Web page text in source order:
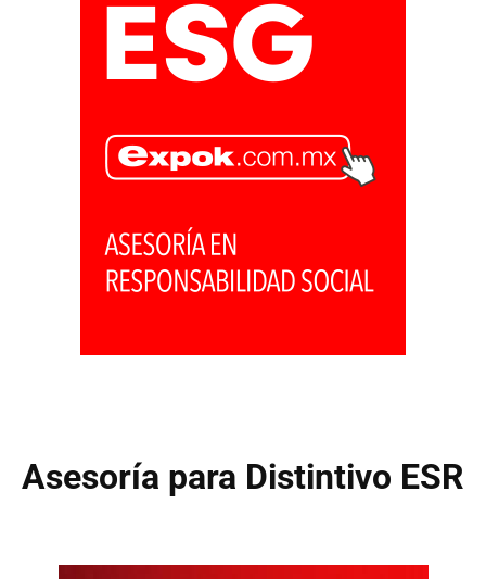
Asesoría para Distintivo ESR